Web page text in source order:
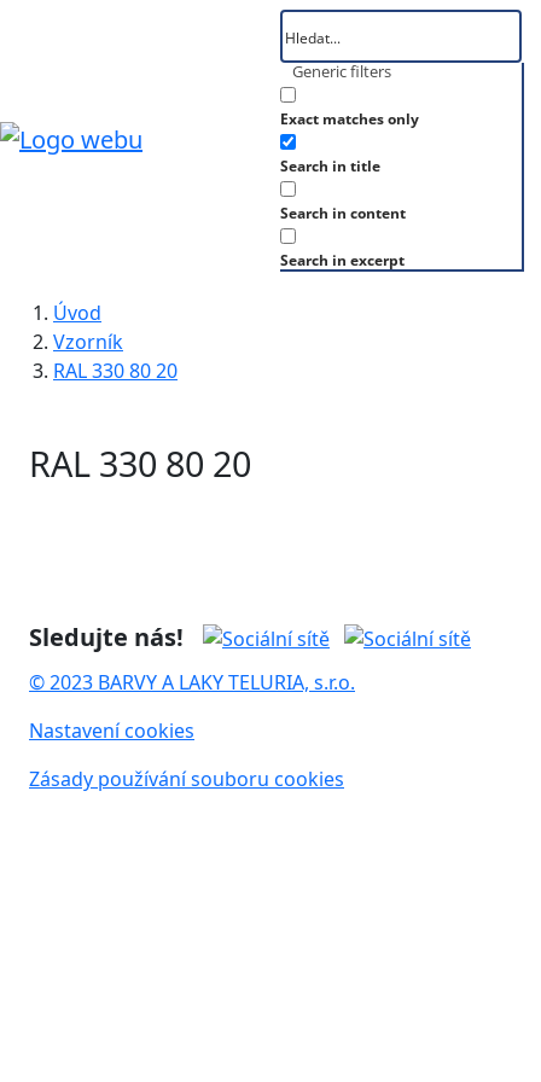
Generic filters
Exact matches only
Search in title
Search in content
Search in excerpt
Úvod
Vzorník
RAL 330 80 20
RAL 330 80 20
Sledujte nás!
© 2023 BARVY A LAKY TELURIA, s.r.o.
Nastavení cookies
Zásady používání souboru cookies